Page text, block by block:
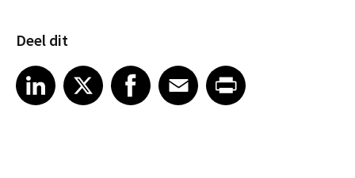
Deel dit
Share on LinkedIn
LinkedIn
Share on X Share on Facebook
Facebook
Share on EmailEmailShare on Print